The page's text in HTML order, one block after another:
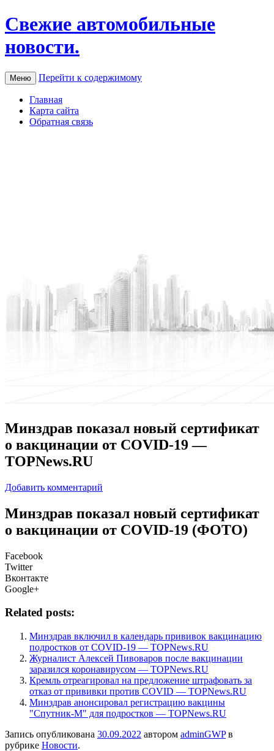
Свежие автомобильные
новости.
Меню Перейти к содержимому
Главная
Карта сайта
Обратная связь
Минздрав показал новый сертификат
о вакцинации от COVID-19 —
TOPNews.RU
Добавить комментарий
Минздрaв показал новый сертификат
о вакцинации от COVID-19 (ФОТО)
Facebook
Twitter
Вконтакте
Google+
Related posts:
Минздрав включил в календарь прививок вакцинацию
подростков от COVID-19 — TOPNews.RU
Журналист Алексей Пивоваров после вакцинации
заразился коронавирусом — TOPNews.RU
Кремль отреагировал на предложение штрафовать за
отказ от прививки против COVID — TOPNews.RU
Минздрав анонсировал регистрацию вакцины
"Спутник-М" для подростков — TOPNews.RU
Запись опубликована 30.09.2022 автором adminGWPв
рубрике Новости.